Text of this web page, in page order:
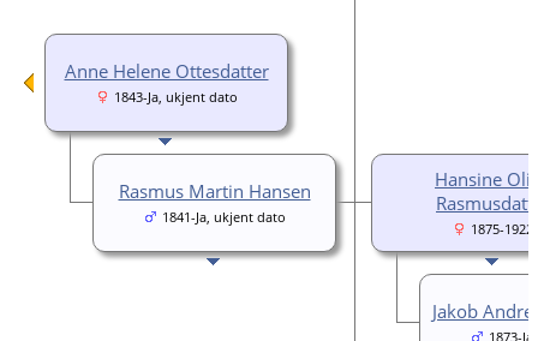
Hansine
1875-1922
Jakob
1873-
Anne Helene Ottesdatter
1843-Ja, ukjent dato
Rasmus Martin Hansen
1841-Ja, ukjent dato